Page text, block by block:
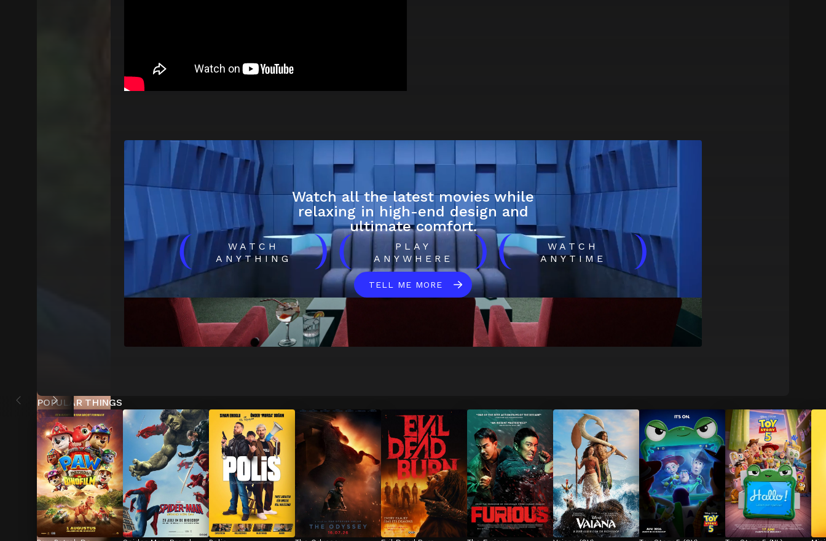
Watch all the latest movies while
relaxing in high-end design and
ultimate comfort.
(
WATCH
ANYTHING
)(
PLAY
ANYWHERE
)(
WATCH
ANYTIME
)
TELL ME MORE
POPULAR THINGS